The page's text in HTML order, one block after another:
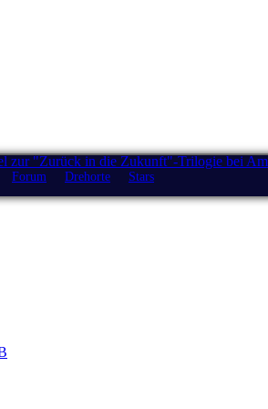
zur "Zurück in die Zukunft"-Trilogie bei
Forum Drehorte Stars